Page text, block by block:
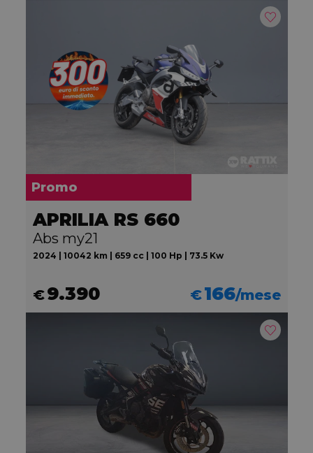
Promo
APRILIA RS 660
Abs my21
2024 | 10042 km | 659 cc | 100 Hp | 73.5 Kw
€9.390 €166/mese